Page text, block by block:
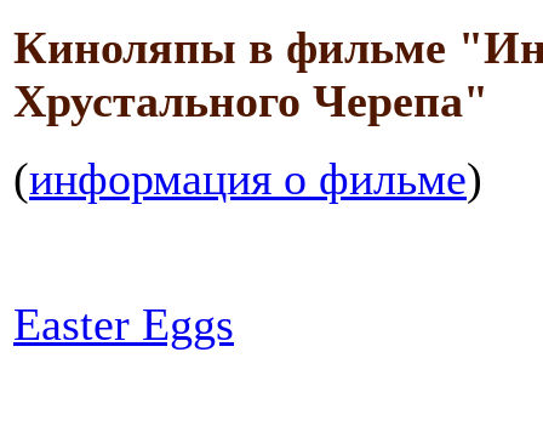
Киноляпы в фильме
Хрустального Черепа"
(информация о фильме)
Easter Eggs